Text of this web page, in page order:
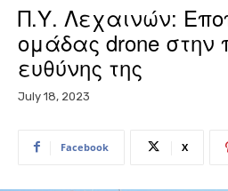
Π.Υ. Λεχαινών:
ομάδας drone στην
ευθύνης της
July 18, 2023
Facebook X